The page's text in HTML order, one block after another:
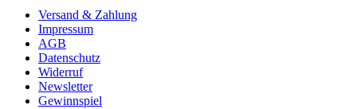
Versand & Zahlung
Impressum
AGB
Datenschutz
Widerruf
Newsletter
Gewinnspiel